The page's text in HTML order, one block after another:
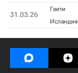
31.03.26
Гаити
Исландия